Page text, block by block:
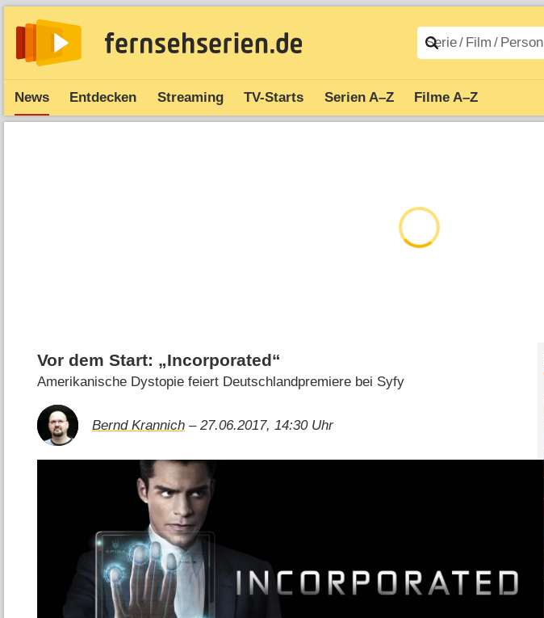
News Entdecken Streaming TV-Starts Serien A–Z Filme A–Z
Vor dem Start: „Incorporated“
Amerikanische Dystopie feiert Deutschlandpremiere bei Syfy
Bernd Krannich – 27.06.2017, 14:30 Uhr